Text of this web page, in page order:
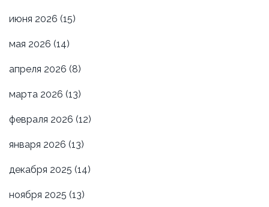
июня 2026 (15)
мая 2026 (14)
апреля 2026 (8)
марта 2026 (13)
февраля 2026 (12)
января 2026 (13)
декабря 2025 (14)
ноября 2025 (13)